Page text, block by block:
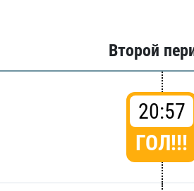
Второй
20:57
ГОЛ!!!